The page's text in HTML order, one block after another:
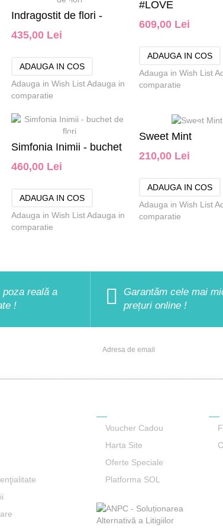
Indragostit de flori -
buchet de flori
435,00 Lei
Adauga in Wish List Adauga in
comparatie
#LOVE
609,00 Lei
Adauga in Wish List
comparatie
Simfonia Inimii - buchet
de flori
460,00 Lei
Adauga in Wish List Adauga in
comparatie
Sweet Mint
210,00 Lei
Adauga in Wish List
comparatie
reală a
!
Garantăm cele mai
prețuri online !
Voucher Cadou
Harta Site
Oferte Speciale
Platforma SOL